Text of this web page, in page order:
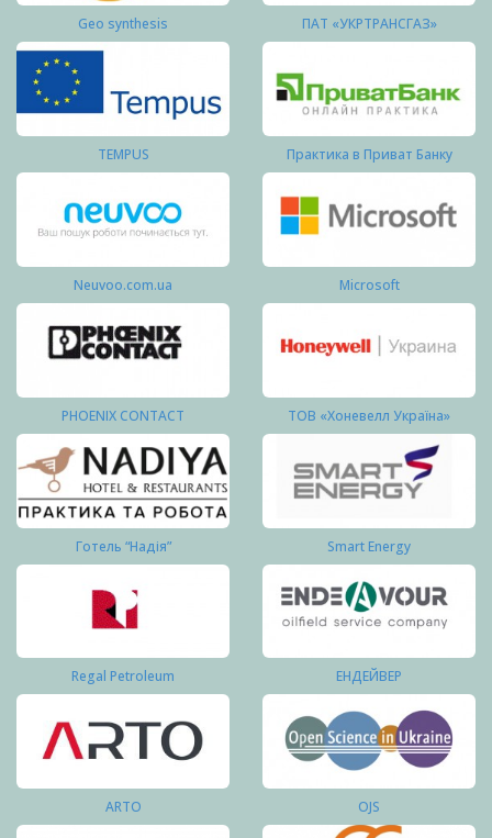
Geo synthesis ПАТ «УКРТРАНСГАЗ»
TEMPUS Практика в Приват Банку
Neuvoo.com.ua Microsoft
PHOENIX CONTACT ТОВ «Хоневелл Україна»
Готель “Надія” Smart Energy
Regal Petroleum ЕНДЕЙВЕР
ARTO OJS